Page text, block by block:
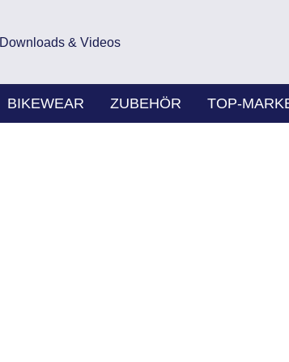
Downloads & Videos
BIKEWEAR ZUBEHÖR TOP-